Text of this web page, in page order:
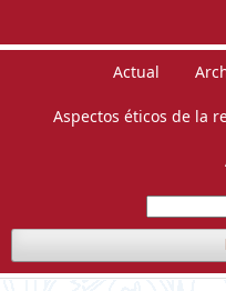
Actual
Aspectos éticos de la